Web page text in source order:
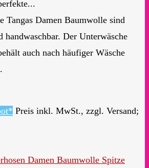
Tangas Damen Baumwolle sind
handwaschbar. Der Unterwäsche
auch nach häufiger Wäsche
Preis inkl. MwSt., zzgl. Versand;